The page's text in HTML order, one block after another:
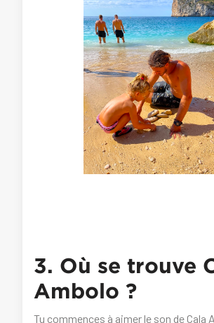
3. Où se trouve
Ambolo ?
Tu commences à aimer le son de Cala